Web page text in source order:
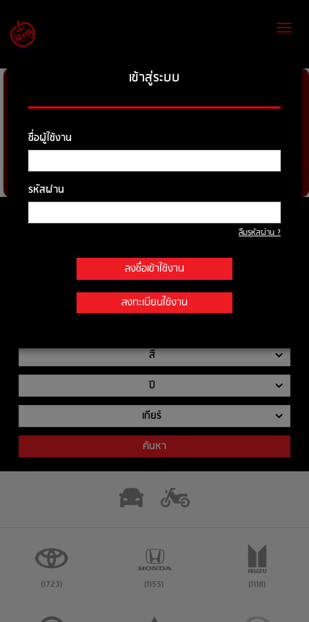
ค้นหารถที่ต้องการ
ยี่ห้อ
รุ่น
สี
ปี
เกียร์
ค้นหา
(1723) (1155) (1118)
เข้าสู่ระบบ
ชื่อผู้ใช้งาน
รหัสผ่าน
ลืมรหัสผ่าน ?
ลงชื่อเข้าใช้งาน
ลงทะเบียนใช้งาน